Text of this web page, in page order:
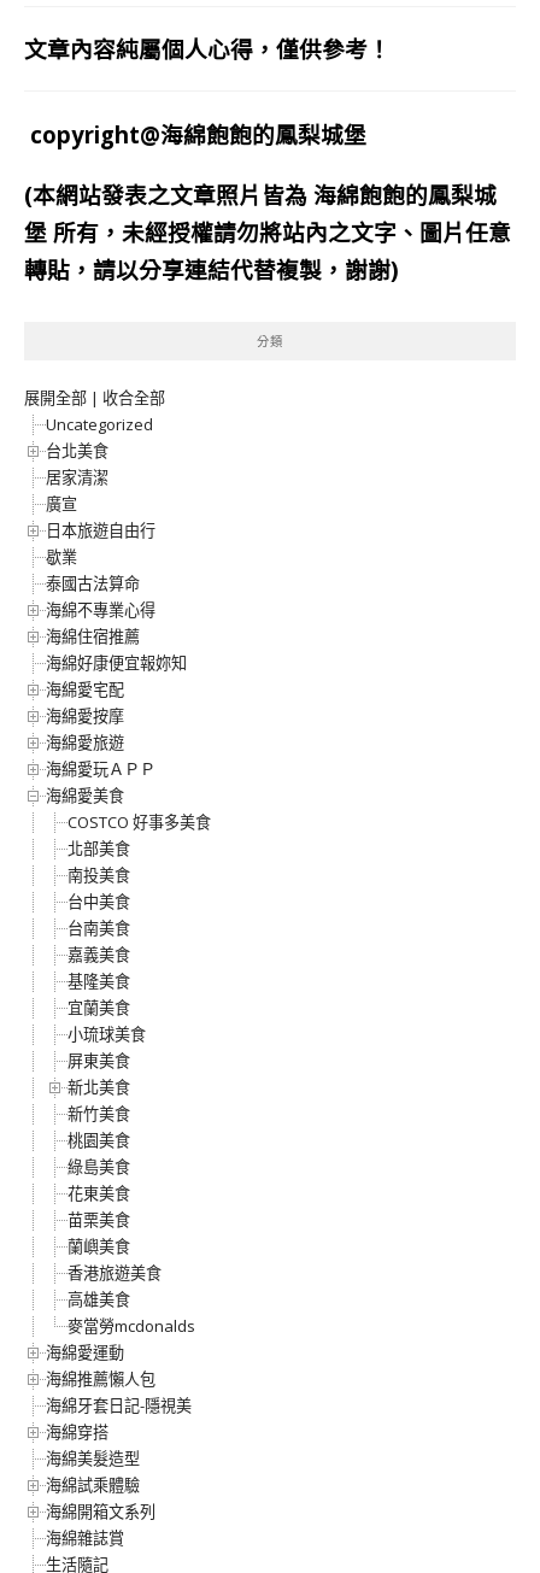
文章內容純屬個人心得，僅供參考！
copyright@海綿飽飽的鳳梨城堡
(本網站發表之文章照片皆為 海綿飽飽的鳳梨城
堡 所有，未經授權請勿將站內之文字、圖片任意
轉貼，請以分享連結代替複製，謝謝)
分類
展開全部 | 收合全部
Uncategorized
台北美食
居家清潔
廣宣
日本旅遊自由行
歇業
泰國古法算命
海綿不專業心得
海綿住宿推薦
海綿好康便宜報妳知
海綿愛宅配
海綿愛按摩
海綿愛旅遊
海綿愛玩ＡＰＰ
海綿愛美食
COSTCO 好事多美食
北部美食
南投美食
台中美食
台南美食
嘉義美食
基隆美食
宜蘭美食
小琉球美食
屏東美食
新北美食
新竹美食
桃園美食
綠島美食
花東美食
苗栗美食
蘭嶼美食
香港旅遊美食
高雄美食
麥當勞mcdonalds
海綿愛運動
海綿推薦懶人包
海綿牙套日記-隱視美
海綿穿搭
海綿美髮造型
海綿試乘體驗
海綿開箱文系列
海綿雜誌賞
生活隨記